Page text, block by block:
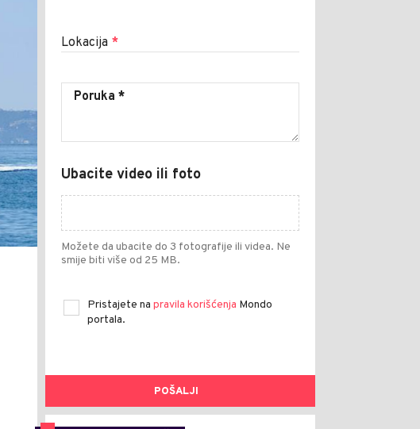
Lokacija *
Ubacite video ili foto
Možete da ubacite do 3 fotografije ili videa. Ne
smije biti više od 25 MB.
Pristajete na pravila korišćenja Mondo
portala.
POŠALJI